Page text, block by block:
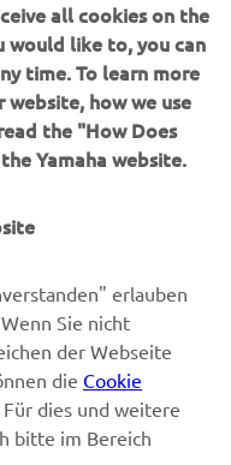
und vielem mehr.
um zu erfahren, wie wir
Datenschutzerklärung
all cookies on the
would like to, you can
time. To learn more
how we use
the "How Does
Yamaha website.
erlauben
Sie nicht
der Webseite
die Cookie
dies und weitere
bitte im Bereich